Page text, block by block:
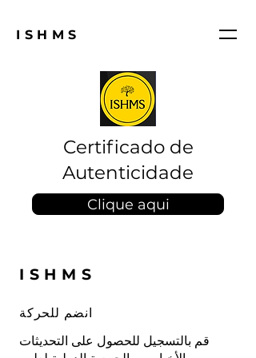
ISHMS
Certificado de
Autenticidade
Clique aqui
ISHMS
انضم للحركة
قم بالتسجيل للحصول على التحديثات